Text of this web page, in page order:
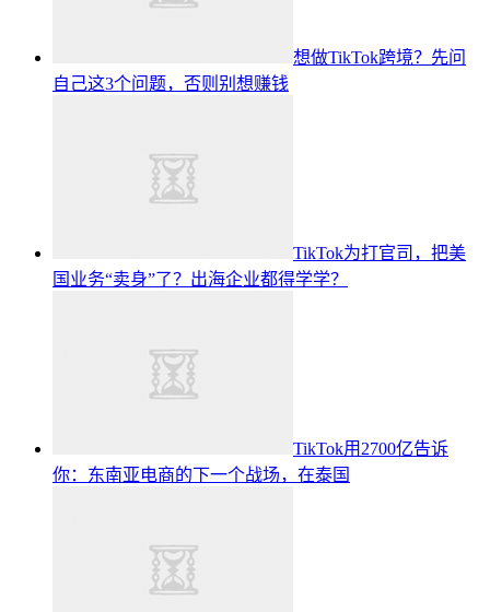
想做TikTok跨境？先问
自己这3个问题，否则别想赚钱
TikTok为打官司，把美
国业务“卖身”了？出海企业都得学学？
TikTok用2700亿告诉
你：东南亚电商的下一个战场，在泰国